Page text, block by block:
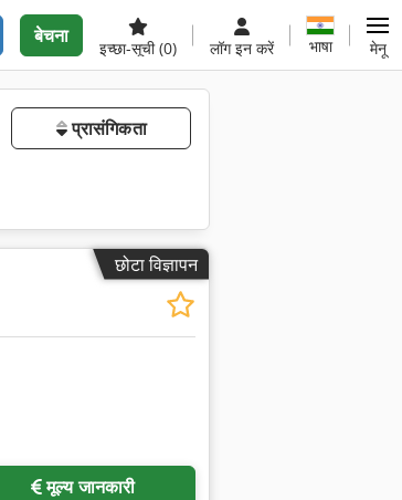
बेचना
इच्छा-सूची(0) लॉग इन करें भाषा मेनू
प्रासंगिकता
छोटा विज्ञापन
मूल्य जानकारी